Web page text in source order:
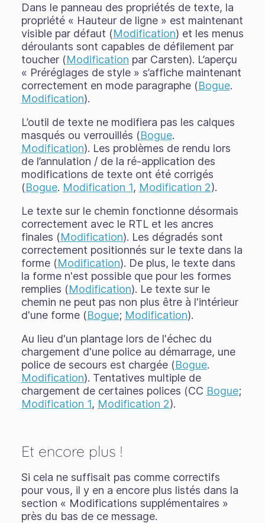
Dans le panneau des propriétés de texte, la
propriété « Hauteur de ligne » est maintenant
visible par défaut (Modification) et les menus
déroulants sont capables de défilement par
toucher (Modification par Carsten). L’aperçu
« Préréglages de style » s’affiche maintenant
correctement en mode paragraphe (Bogue.
Modification).
L’outil de texte ne modifiera pas les calques
masqués ou verrouillés (Bogue.
Modification). Les problèmes de rendu lors
de l’annulation / de la ré-application des
modifications de texte ont été corrigés
(Bogue. Modification 1, Modification 2).
Le texte sur le chemin fonctionne désormais
correctement avec le RTL et les ancres
finales (Modification). Les dégradés sont
correctement positionnés sur le texte dans la
forme (Modification). De plus, le texte dans
la forme n'est possible que pour les formes
remplies (Modification). Le texte sur le
chemin ne peut pas non plus être à l'intérieur
d'une forme (Bogue; Modification).
Au lieu d'un plantage lors de l'échec du
chargement d'une police au démarrage, une
police de secours est chargée (Bogue.
Modification). Tentatives multiple de
chargement de certaines polices (CC Bogue;
Modification 1, Modification 2).
Et encore plus !
Si cela ne suffisait pas comme correctifs
pour vous, il y en a encore plus listés dans la
section « Modifications supplémentaires »
près du bas de ce message.